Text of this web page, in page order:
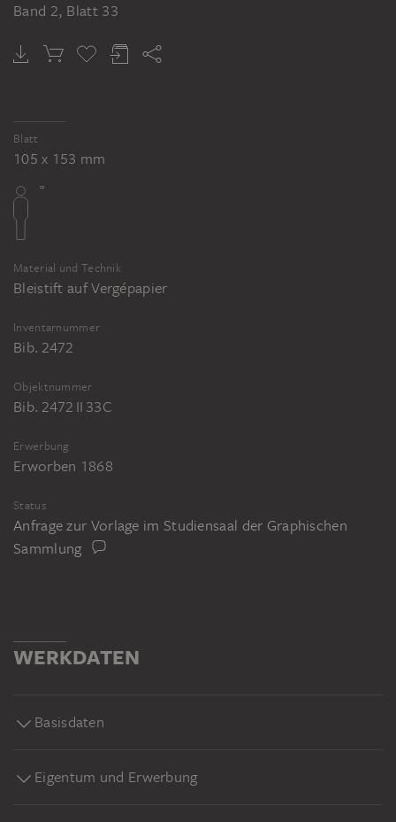
Band 2, Blatt 33
Blatt
105 x 153 mm
Material und Technik
Bleistift auf Vergépapier
Inventarnummer
Bib. 2472
Objektnummer
Bib. 2472 II 33C
Erwerbung
Erworben 1868
Status
Anfrage zur Vorlage im Studiensaal der Graphischen
Sammlung
WERKDATEN
Basisdaten
Eigentum und Erwerbung